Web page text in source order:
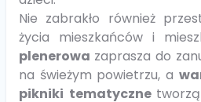
Nie zabrakło również
życia mieszkańców i
plenerowa zaprasza do
na świeżym powietrzu, a
pikniki tematyczne